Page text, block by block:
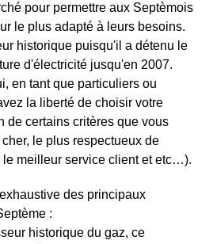
pour permettre aux Septèmois
le plus adapté à leurs besoins.
historique puisqu'il a détenu le
d'électricité jusqu'en 2007.
en tant que particuliers ou
la liberté de choisir votre
de certains critères que vous
le plus respectueux de
le meilleur service client et etc…).
des principaux
:
historique du gaz, ce